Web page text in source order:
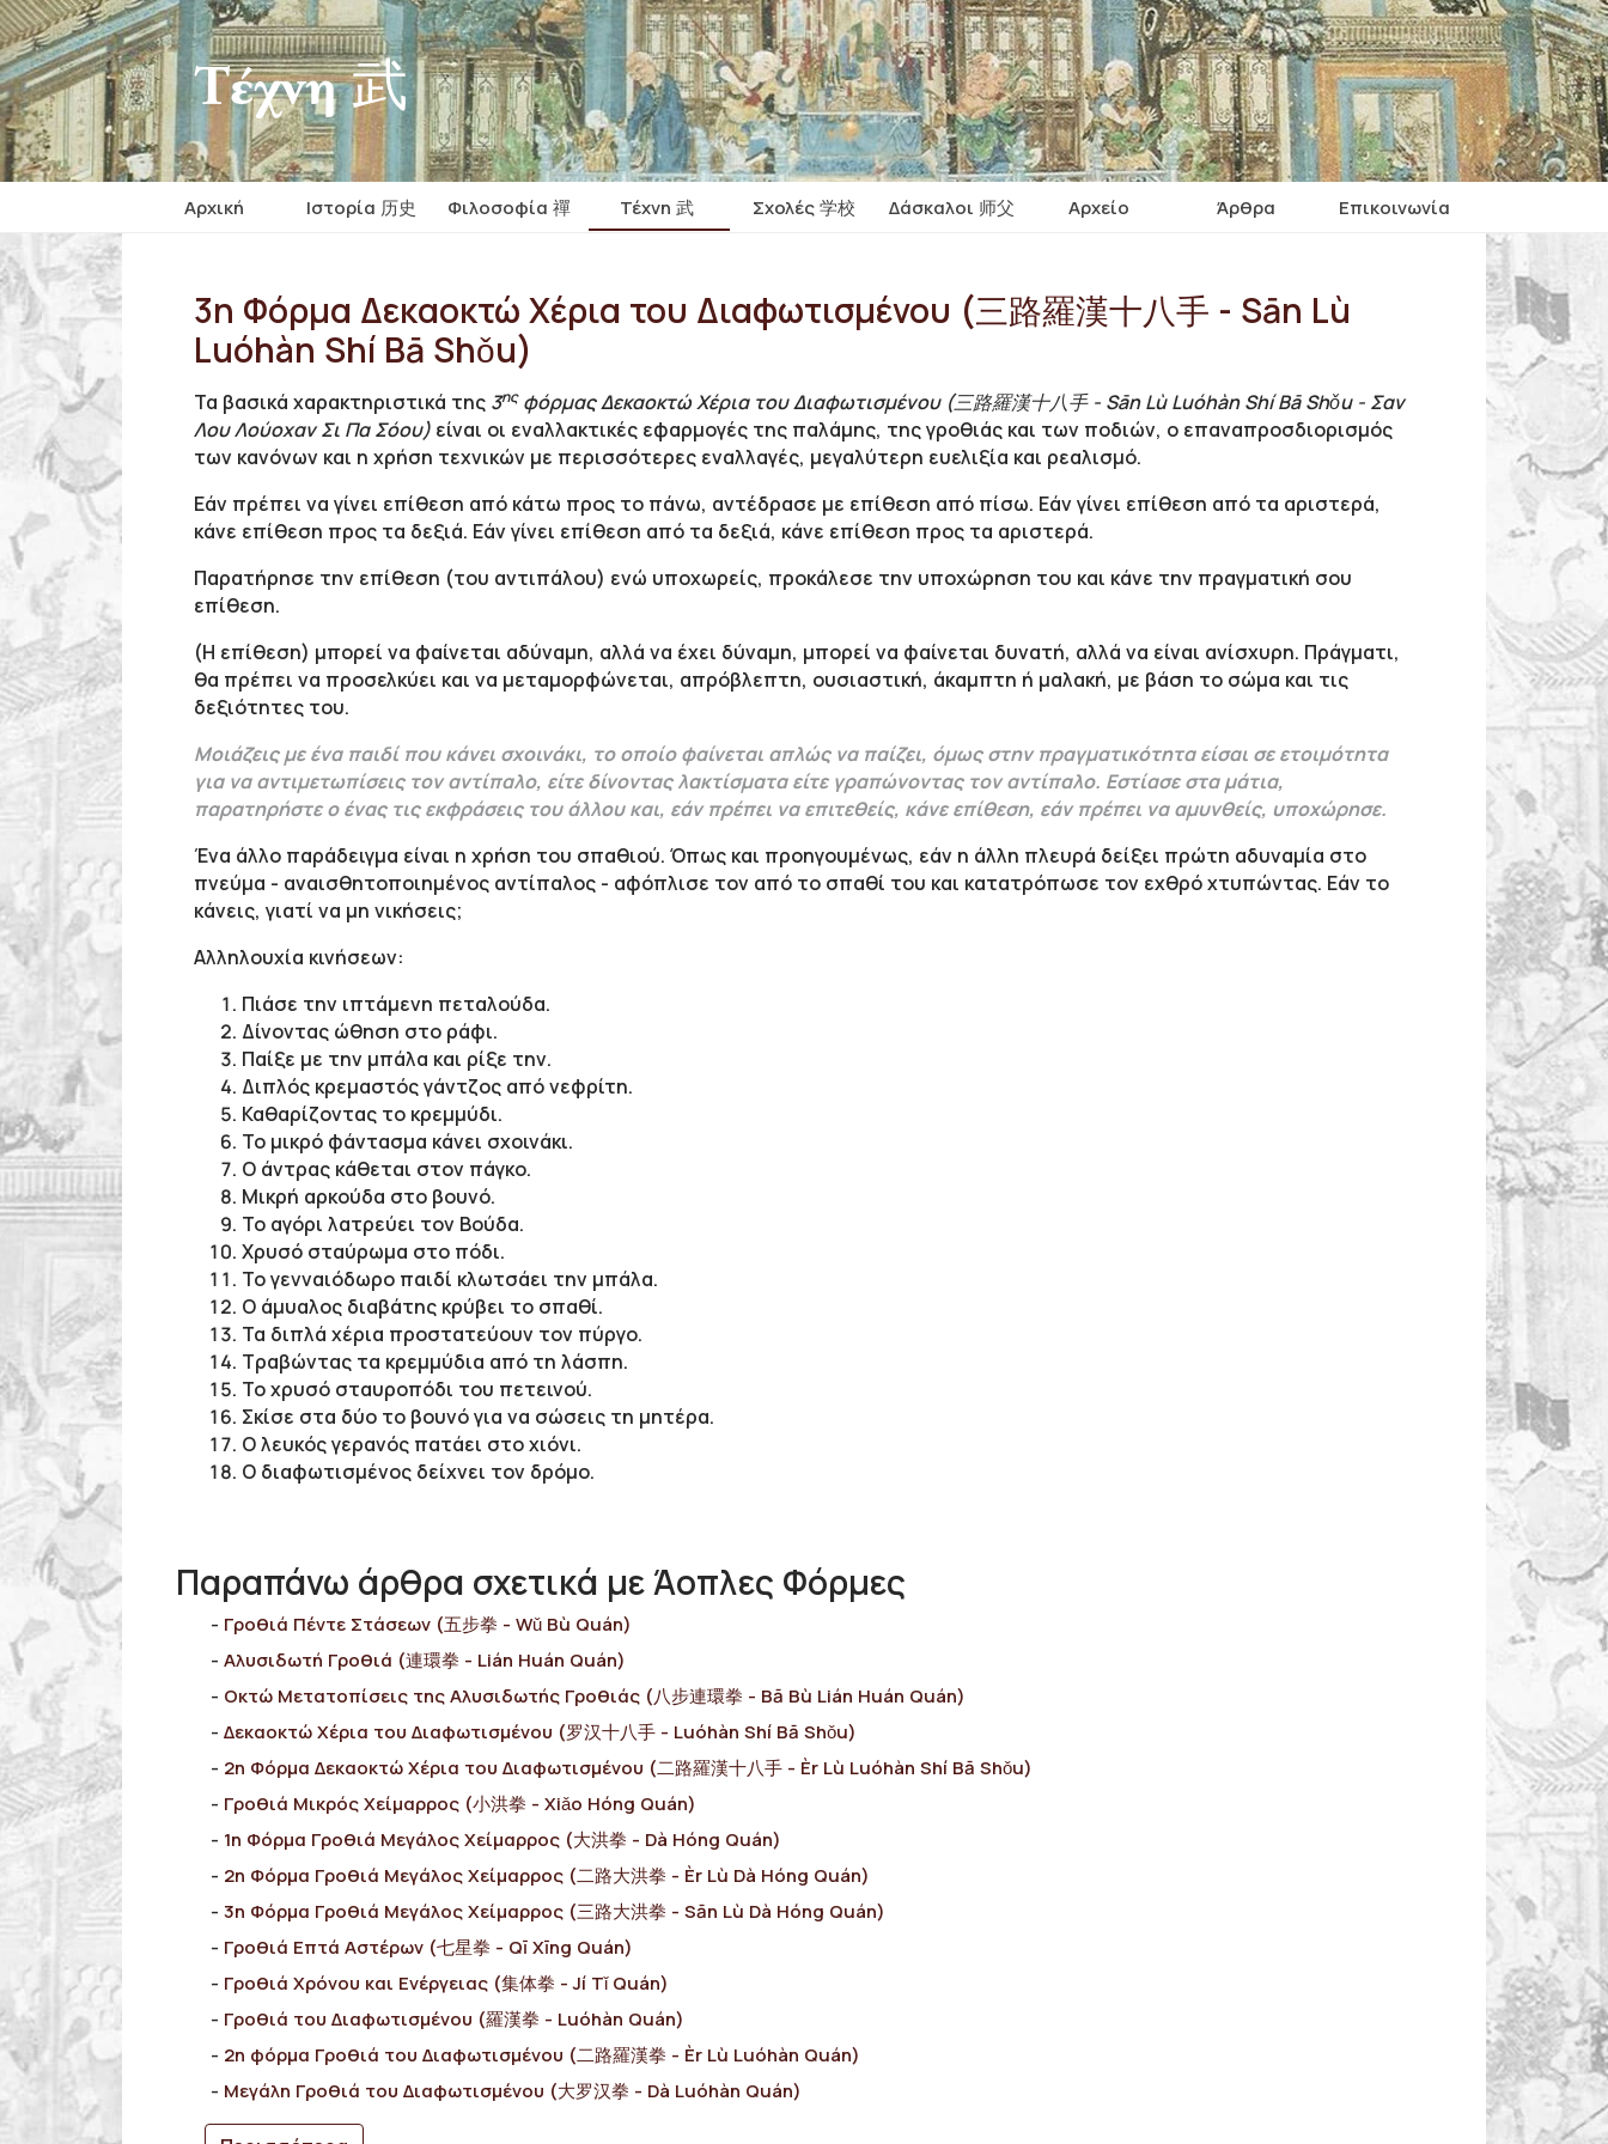
Τέχνη 武
Αρχική Iστορία 历史 Φιλοσοφία 禪 Τέχνη 武 Σχολές 学校 Δάσκαλοι 师父 Αρχείο Άρθρα Επικοινωνία
3η Φόρμα Δεκαοκτώ Χέρια του Διαφωτισμένου (三路羅漢十八手 - Sān Lù
Luóhàn Shí Bā Shǒu)
Τα βασικά χαρακτηριστικά της 3ηςφόρμας Δεκαοκτώ Χέρια του Διαφωτισμένου (三路羅漢十八手 - Sān Lù Luóhàn Shí Bā Shǒu - Σαν
Λου Λούοχαν Σι Πα Σόου) είναι οι εναλλακτικές εφαρμογές της παλάμης, της γροθιάς και των ποδιών, ο επαναπροσδιορισμός
των κανόνων και η χρήση τεχνικών με περισσότερες εναλλαγές, μεγαλύτερη ευελιξία και ρεαλισμό.
Εάν πρέπει να γίνει επίθεση από κάτω προς το πάνω, αντέδρασε με επίθεση από πίσω. Εάν γίνει επίθεση από τα αριστερά,
κάνε επίθεση προς τα δεξιά. Εάν γίνει επίθεση από τα δεξιά, κάνε επίθεση προς τα αριστερά.
Παρατήρησε την επίθεση (του αντιπάλου) ενώ υποχωρείς, προκάλεσε την υποχώρηση του και κάνε την πραγματική σου
επίθεση.
(Η επίθεση) μπορεί να φαίνεται αδύναμη, αλλά να έχει δύναμη, μπορεί να φαίνεται δυνατή, αλλά να είναι ανίσχυρη. Πράγματι,
θα πρέπει να προσελκύει και να μεταμορφώνεται, απρόβλεπτη, ουσιαστική, άκαμπτη ή μαλακή, με βάση το σώμα και τις
δεξιότητες του.
Μοιάζεις με ένα παιδί που κάνει σχοινάκι, το οποίο φαίνεται απλώς να παίζει, όμως στην πραγματικότητα είσαι σε ετοιμότητα
για να αντιμετωπίσεις τον αντίπαλο, είτε δίνοντας λακτίσματα είτε γραπώνοντας τον αντίπαλο. Εστίασε στα μάτια,
παρατηρήστε ο ένας τις εκφράσεις του άλλου και, εάν πρέπει να επιτεθείς, κάνε επίθεση, εάν πρέπει να αμυνθείς, υποχώρησε.
Ένα άλλο παράδειγμα είναι η χρήση του σπαθιού. Όπως και προηγουμένως, εάν η άλλη πλευρά δείξει πρώτη αδυναμία στο
πνεύμα - αναισθητοποιημένος αντίπαλος - αφόπλισε τον από το σπαθί του και κατατρόπωσε τον εχθρό χτυπώντας. Εάν το
κάνεις, γιατί να μη νικήσεις;
Αλληλουχία κινήσεων:
Πιάσε την ιπτάμενη πεταλούδα.
Δίνοντας ώθηση στο ράφι.
Παίξε με την μπάλα και ρίξε την.
Διπλός κρεμαστός γάντζος από νεφρίτη.
Καθαρίζοντας το κρεμμύδι.
Το μικρό φάντασμα κάνει σχοινάκι.
Ο άντρας κάθεται στον πάγκο.
Μικρή αρκούδα στο βουνό.
Το αγόρι λατρεύει τον Βούδα.
Χρυσό σταύρωμα στο πόδι.
To γενναιόδωρο παιδί κλωτσάει την μπάλα.
Ο άμυαλος διαβάτης κρύβει το σπαθί.
Τα διπλά χέρια προστατεύουν τον πύργο.
Τραβώντας τα κρεμμύδια από τη λάσπη.
Το χρυσό σταυροπόδι του πετεινού.
Σκίσε στα δύο το βουνό για να σώσεις τη μητέρα.
Ο λευκός γερανός πατάει στο χιόνι.
Ο διαφωτισμένος δείχνει τον δρόμο.
Παραπάνω άρθρα σχετικά με Άοπλες Φόρμες
Γροθιά Πέντε Στάσεων (五步拳 - Wǔ Bù Quán)
Αλυσιδωτή Γροθιά (連環拳 - Lián Huán Quán)
Οκτώ Μετατοπίσεις της Αλυσιδωτής Γροθιάς (八步連環拳 - Bā Bù Lián Huán Quán)
Δεκαοκτώ Χέρια του Διαφωτισμένου (罗汉十八手 - Luóhàn Shí Bā Shǒu)
2η Φόρμα Δεκαοκτώ Χέρια του Διαφωτισμένου (二路羅漢十八手 - Èr Lù Luóhàn Shí Bā Shǒu)
Γροθιά Μικρός Χείμαρρος (小洪拳 - Xiǎo Hóng Quán)
1η Φόρμα Γροθιά Μεγάλος Χείμαρρος (大洪拳 - Dà Hóng Quán)
2η Φόρμα Γροθιά Μεγάλος Χείμαρρος (二路大洪拳 - Èr Lù Dà Hóng Quán)
3η Φόρμα Γροθιά Μεγάλος Χείμαρρος (三路大洪拳 - Sān Lù Dà Hóng Quán)
Γροθιά Επτά Αστέρων (七星拳 - Qī Xīng Quán)
Γροθιά Χρόνου και Ενέργειας (集体拳 - Jí Tǐ Quán)
Γροθιά του Διαφωτισμένου (羅漢拳 - Luóhàn Quán)
2η φόρμα Γροθιά του Διαφωτισμένου (二路羅漢拳 - Èr Lù Luóhàn Quán)
Μεγάλη Γροθιά του Διαφωτισμένου (大罗汉拳 - Dà Luóhàn Quán)